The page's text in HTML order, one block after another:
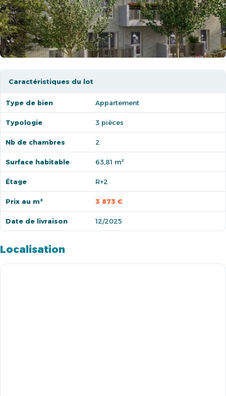
Caractéristiques du lot
Type de bien Appartement
Typologie 3 pièces
Nb de chambres 2
Surface habitable 63,81 m²
Étage R+2
Prix au m² 3 873 €
Date de livraison 12/2025
Localisation